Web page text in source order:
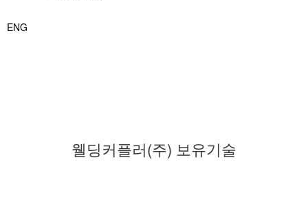
ENG
웰딩커플러(주) 보유기술